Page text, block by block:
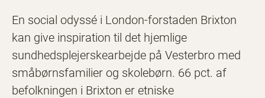
En social odyssé i London-forstaden Brixton
kan give inspiration til det hjemlige
sundhedsplejerskearbejde på Vesterbro med
småbørnsfamilier og skolebørn. 66 pct. af
befolkningen i Brixton er etniske